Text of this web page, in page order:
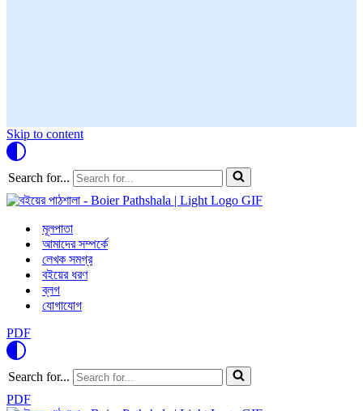
Skip to content
Search for...
মূলপাতা
আমাদের সম্পর্কে
লেখক সমগ্র
বইয়ের ধরণ
ব্লগ
যোগাযোগ
PDF
Search for...
PDF